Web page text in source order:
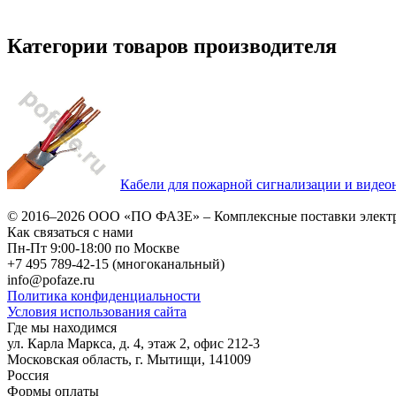
Категории товаров производителя
Кабели для пожарной сигнализации и
© 2016–2026 ООО «ПО ФАЗЕ» – Комплексные поставки
Как связаться с нами
Пн-Пт 9:00-18:00 по Москве
+7 495 789-42-15 (многоканальный)
info@pofaze.ru
Политика конфиденциальности
Условия использования сайта
Где мы находимся
ул. Карла Маркса, д. 4, этаж 2, офис 212-3
Московская область, г. Мытищи, 141009
Россия
Формы оплаты